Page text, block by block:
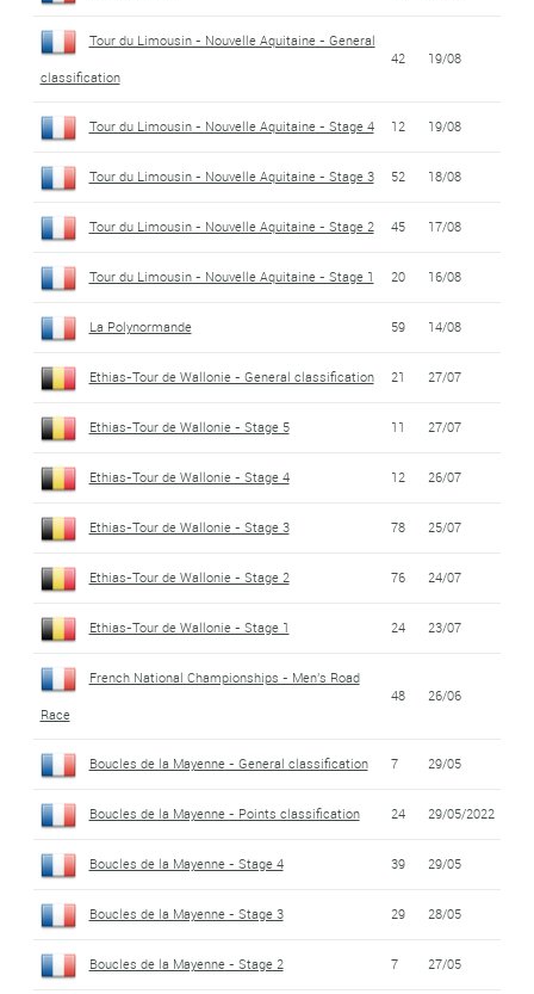
Tour du Limousin - Nouvelle Aquitaine - General
classification
42 19/08
Tour du Limousin - Nouvelle Aquitaine - Stage 4 12 19/08
Tour du Limousin - Nouvelle Aquitaine - Stage 3 52 18/08
Tour du Limousin - Nouvelle Aquitaine - Stage 2 45 17/08
Tour du Limousin - Nouvelle Aquitaine - Stage 1 20 16/08
La Polynormande 59 14/08
Ethias-Tour de Wallonie - General classification 21 27/07
Ethias-Tour de Wallonie - Stage 5 11 27/07
Ethias-Tour de Wallonie - Stage 4 12 26/07
Ethias-Tour de Wallonie - Stage 3 78 25/07
Ethias-Tour de Wallonie - Stage 2 76 24/07
Ethias-Tour de Wallonie - Stage 1 24 23/07
French National Championships - Men's Road
Race
48 26/06
Boucles de la Mayenne - General classification 7 29/05
Boucles de la Mayenne - Points classification 24 29/05/2022
Boucles de la Mayenne - Stage 4 39 29/05
Boucles de la Mayenne - Stage 3 29 28/05
Boucles de la Mayenne - Stage 2 7 27/05